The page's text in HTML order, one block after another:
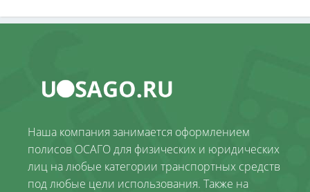
Наша компания занимается оформлением
полисов ОСАГО для физических и юридических
лиц на любые категории транспортных средств
под любые цели использования. Также на